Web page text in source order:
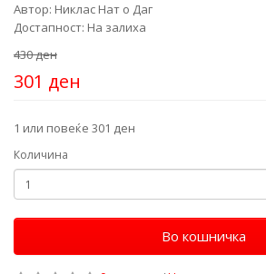
Автор: Никлас Нат о Даг
Достапност: На залиха
430 ден
301 ден
1 или повеќе 301 ден
Количина
Во кошничка